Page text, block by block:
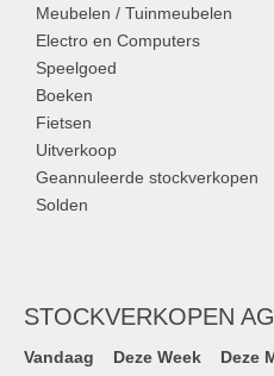
Meubelen / Tuinmeubelen
Electro en Computers
Speelgoed
Boeken
Fietsen
Uitverkoop
Geannuleerde stockverkopen
Solden
STOCKVERKOPEN
Vandaag Deze Week Deze